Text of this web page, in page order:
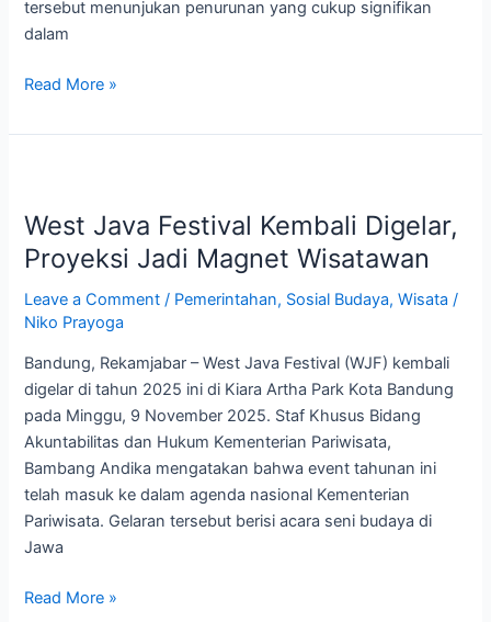
tersebut menunjukan penurunan yang cukup signifikan
dalam
Read More »
West Java Festival Kembali Digelar,
Proyeksi Jadi Magnet Wisatawan
Leave a Comment / Pemerintahan, Sosial Budaya,Wisata /
Niko Prayoga
Bandung, Rekamjabar – West Java Festival (WJF) kembali
digelar di tahun 2025 ini di Kiara Artha Park Kota Bandung
pada Minggu, 9 November 2025. Staf Khusus Bidang
Akuntabilitas dan Hukum Kementerian Pariwisata,
Bambang Andika mengatakan bahwa event tahunan ini
telah masuk ke dalam agenda nasional Kementerian
Pariwisata. Gelaran tersebut berisi acara seni budaya di
Jawa
Festival
Kembali
Digelar,
Proyeksi
Jadi
Magnet
Wisatawan
Read More »